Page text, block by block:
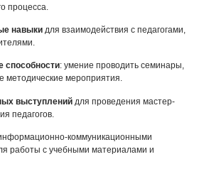
процесса.
навыки для взаимодействия с педагогами,
способности: умение проводить семинары,
методические мероприятия.
выступлений для проведения мастер-
педагогов.
коммуникационными
работы с учебными материалами и